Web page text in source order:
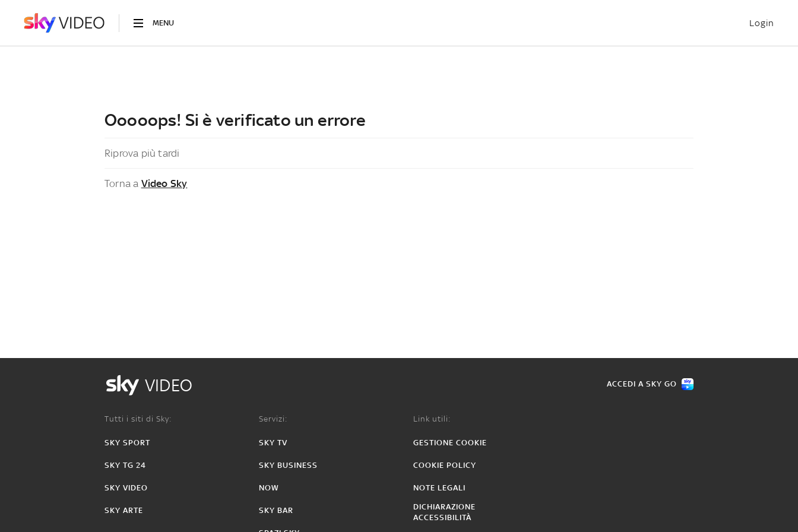
MENU Login
Ooooops! Si è verificato un errore
Riprova più tardi
Torna a Video Sky
VIDEO ACCEDI A SKY GO
Tutti i siti di Sky:
SKY SPORT
SKY TG 24
SKY VIDEO
SKY ARTE
Servizi:
SKY TV
SKY BUSINESS
NOW
SKY BAR
Link utili:
GESTIONE COOKIE
COOKIE POLICY
NOTE LEGALI
DICHIARAZIONE
ACCESSIBILITÀ